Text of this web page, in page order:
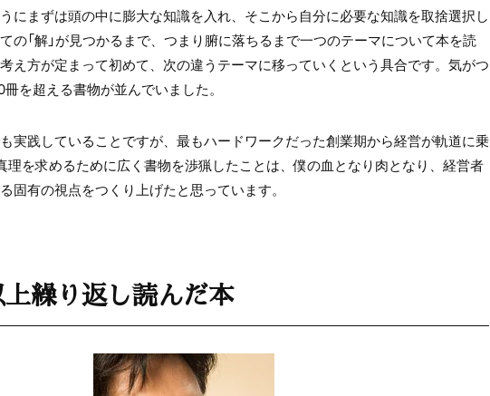
にまずは頭の中に膨大な知識を入れ、そこから自分に必要な知識を取捨選択し
の「解」が見つかるまで、つまり腑に落ちるまで一つのテーマについて本を読
え方が定まって初めて、次の違うテーマに移っていくという具合です。気がつ
冊を超える書物が並んでいました。
実践していることですが、最もハードワークだった創業期から経営が軌道に乗
理を求めるために広く書物を渉猟したことは、僕の血となり肉となり、経営者
固有の視点をつくり上げたと思っています。
繰り返し読んだ本